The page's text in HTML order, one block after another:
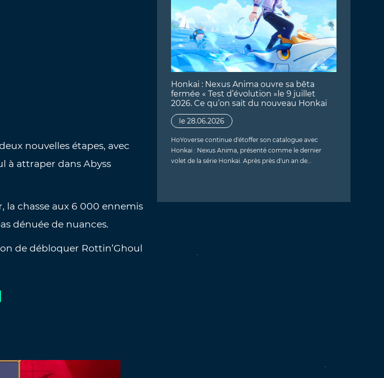
nouvelles étapes, avec
à attraper dans Abyss
la chasse aux 6 000 ennemis
dénuée de nuances.
de débloquer Rottin’Ghoul
Honkai : Nexus Anima ouvre sa bêta
fermée « Test d’évolution »le 9 juillet
2026. Ce qu’on sait du nouveau Honkai
le 28.06.2026
HoYoverse continue d'étoffer son catalogue avec
Honkai : Nexus Anima, présenté comme le dernier
volet de la série Honkai. Après près d'un an de…